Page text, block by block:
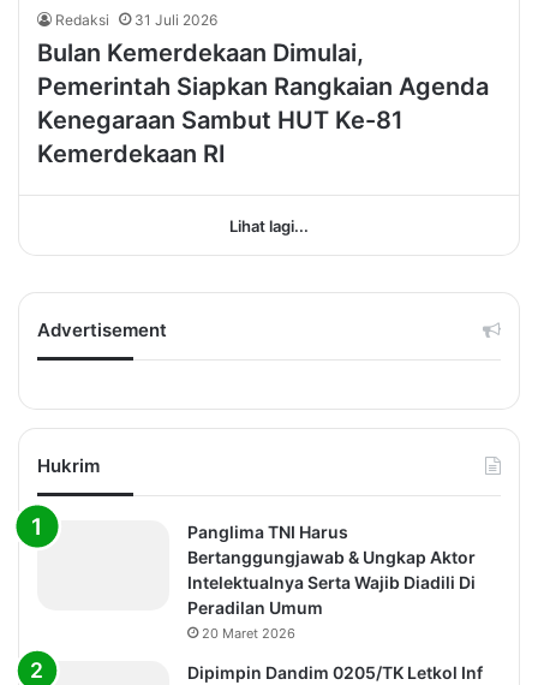
Redaksi 31 Juli 2026
Bulan Kemerdekaan Dimulai,
Pemerintah Siapkan Rangkaian Agenda
Kenegaraan Sambut HUT Ke-81
Kemerdekaan RI
Lihat lagi...
Advertisement
Hukrim
Panglima TNI Harus
Bertanggungjawab & Ungkap Aktor
Intelektualnya Serta Wajib Diadili Di
Peradilan Umum
20 Maret 2026
Dipimpin Dandim 0205/TK Letkol Inf